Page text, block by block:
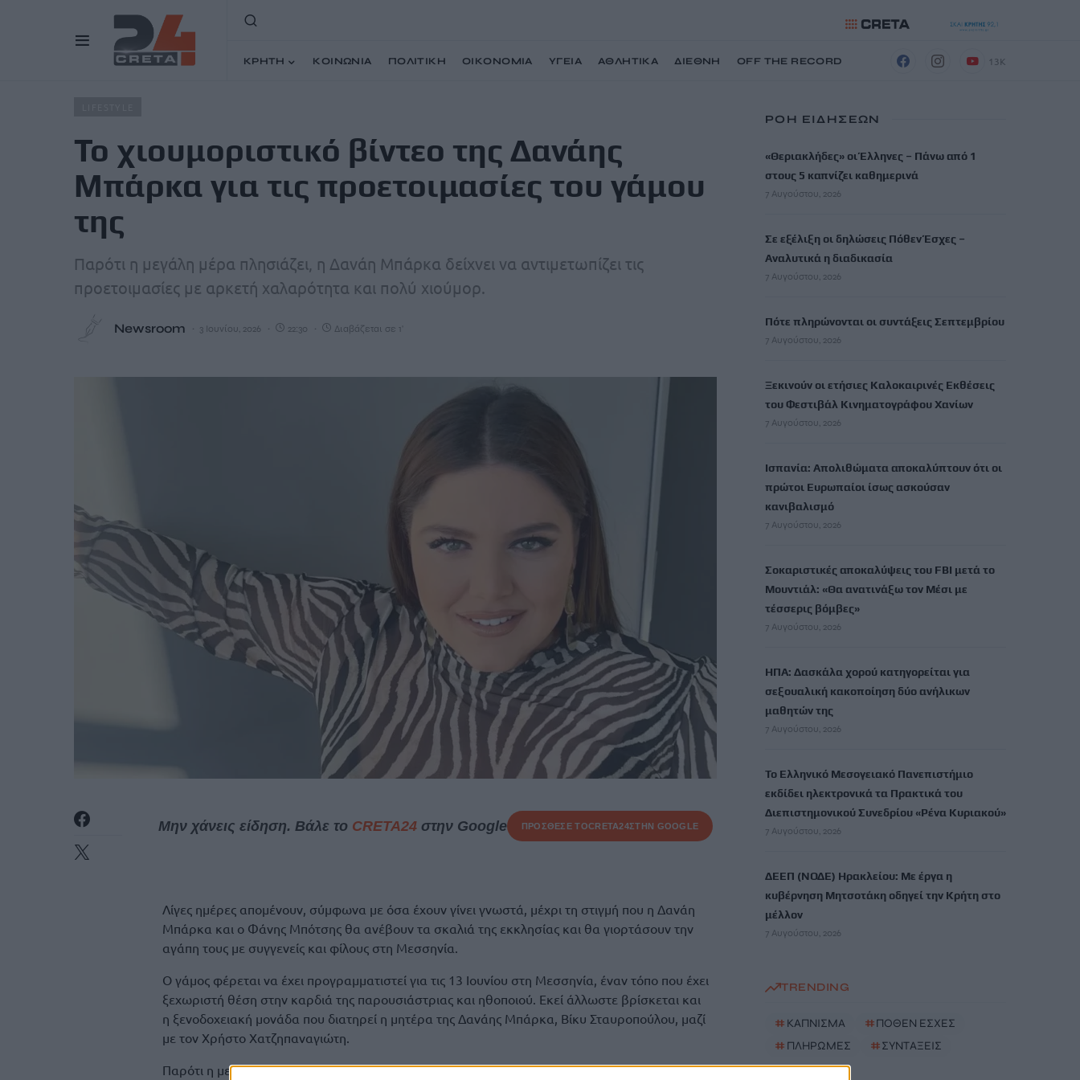
ΚΡΗΤΗ ΚΟΙΝΩΝΙΑ ΠΟΛΙΤΙΚΗ ΟΙΚΟΝΟΜΙΑ ΥΓΕΙΑ ΑΘΛΗΤΙΚΑ ΔΙΕΘΝΗ OFF THE RECORD 13K
Άρθρα Το χιουμοριστικό βίντεο της Δανάης Μπάρκα για τις προετοιμασίες του γάμου της
Το χιουμοριστικό βίντεο της Δανάης
Μπάρκα για τις προετοιμασίες του γάμου
της
Παρότι η μεγάλη μέρα πλησιάζει, η Δανάη Μπάρκα δείχνει να αντιμετωπίζει τις
προετοιμασίες με αρκετή χαλαρότητα και πολύ χιούμορ.
Newsroom 3 Ιουνίου, 2026 22:30 Διαβάζεται σε 1'
Μην χάνεις είδηση. Βάλε το CRETA24στην Google ΠΡΟΣΘΕΣΕ ΤΟCRETA24ΣΤΗΝ GOOGLE
Λίγες ημέρες απομένουν, σύμφωνα με όσα έχουν γίνει γνωστά, μέχρι τη στιγμή που η Δανάη
Μπάρκα και ο Φάνης Μπότσης θα ανέβουν τα σκαλιά της εκκλησίας και θα γιορτάσουν την
αγάπη τους με συγγενείς και φίλους στη Μεσσηνία.
Ο γάμος φέρεται να έχει προγραμματιστεί για τις 13 Ιουνίου στη Μεσσηνία, έναν τόπο που έχει
ξεχωριστή θέση στην καρδιά της παρουσιάστριας και ηθοποιού. Εκεί άλλωστε βρίσκεται και
η ξενοδοχειακή μονάδα που διατηρεί η μητέρα της Δανάης Μπάρκα, Βίκυ Σταυροπούλου, μαζί
με τον Χρήστο Χατζηπαναγιώτη.
Παρότι η μεγάλη μέρα πλησιάζει, η Δανάη Μπάρκα δείχνει να αντιμετωπίζει τις προετοιμασίες
ΡΟΗ ΕΙΔΗΣΕΩΝ
«Θεριακλήδες» οι Έλληνες – Πάνω από 1
στους 5 καπνίζει καθημερινά
7 Αυγούστου, 2026
Σε εξέλιξη οι δηλώσεις Πόθεν Έσχες –
Αναλυτικά η διαδικασία
7 Αυγούστου, 2026
Πότε πληρώνονται οι συντάξεις Σεπτεμβρίου
7 Αυγούστου, 2026
Ξεκινούν οι ετήσιες Καλοκαιρινές Εκθέσεις
του Φεστιβάλ Κινηματογράφου Χανίων
7 Αυγούστου, 2026
Ισπανία: Απολιθώματα αποκαλύπτουν ότι οι
πρώτοι Ευρωπαίοι ίσως ασκούσαν
κανιβαλισμό
7 Αυγούστου, 2026
Σοκαριστικές αποκαλύψεις του FBI μετά το
Μουντιάλ: «Θα ανατινάξω τον Μέσι με
τέσσερις βόμβες»
7 Αυγούστου, 2026
ΗΠΑ: Δασκάλα χορού κατηγορείται για
σεξουαλική κακοποίηση δύο ανήλικων
μαθητών της
7 Αυγούστου, 2026
Το Ελληνικό Μεσογειακό Πανεπιστήμιο
εκδίδει ηλεκτρονικά τα Πρακτικά του
Διεπιστημονικού Συνεδρίου «Ρένα Κυριακού»
7 Αυγούστου, 2026
ΔΕΕΠ (ΝΟΔΕ) Ηρακλείου: Με έργα η
κυβέρνηση Μητσοτάκη οδηγεί την Κρήτη στο
μέλλον
7 Αυγούστου, 2026
TRENDING
# ΚΑΠΝΙΣΜΑ #ΠΟΘΕΝ ΕΣΧΕΣ
# ΠΛΗΡΩΜΕΣ #ΣΥΝΤΑΞΕΙΣ